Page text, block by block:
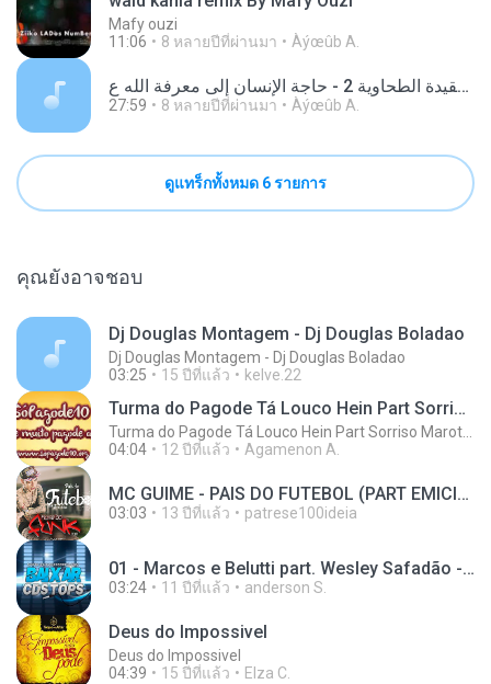
Mafy ouzi
11:06
8 หลายปีที่ผ่านมา Àýœûb A.
العقيدة الطحاوية 2 - حاجة الإنسان إلى معرفة الله ع
27:59 8 หลายปีที่ผ่านมา Àýœûb A.
ดูแทร็กทั้งหมด 6 รายการ
คุณยังอาจชอบ
Dj Douglas Montagem - Dj Douglas Boladao
Dj Douglas Montagem - Dj Douglas Boladao
03:25
15 ปีที่แล้ว kelve.22
Turma do Pagode Tá Louco Hein Part Sorriso Maroto (Ao Vivo) DVD 2014
04:04
12 ปีที่แล้ว Agamenon A.
MC GUIME - PAIS DO FUTEBOL (PART EMICIDA) 2014.mp3
03:03 13 ปีที่แล้ว patrese100ideia
01 - Marcos e Belutti part. Wesley Safadão - Aquele um por cento (Remix 2016).mp3
03:24 11 ปีที่แล้ว anderson S.
Deus do Impossivel
Deus do Impossivel
04:39
15 ปีที่แล้ว Elza C.